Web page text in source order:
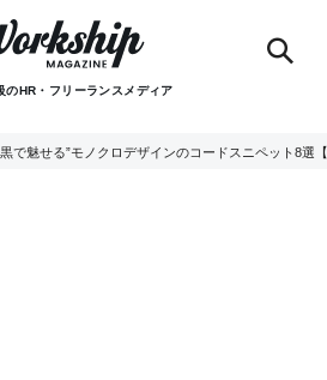
のHR・フリーランスメディア
で魅せる”モノクロデザインのコードスニペット8選